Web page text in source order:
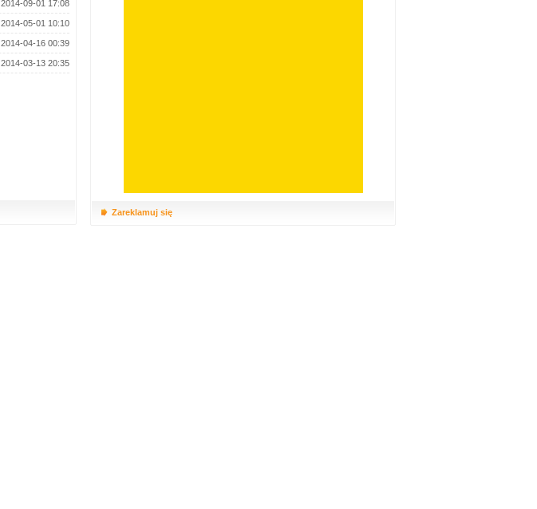
2014-09-01 17:08
2014-05-01 10:10
2014-04-16 00:39
2014-03-13 20:35
Zareklamuj się